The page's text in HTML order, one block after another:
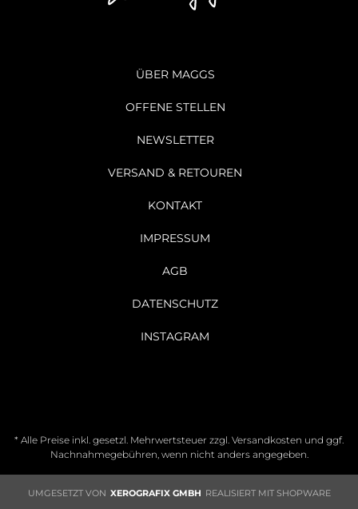
ÜBER MAGGS
OFFENE STELLEN
NEWSLETTER
VERSAND & RETOUREN
KONTAKT
IMPRESSUM
AGB
DATENSCHUTZ
INSTAGRAM
* Alle Preise inkl. gesetzl. Mehrwertsteuer zzgl. Versandkosten und ggf.
Nachnahmegebühren, wenn nicht anders angegeben.
UMGESETZT VON XEROGRAFIX GMBH REALISIERT MIT SHOPWARE